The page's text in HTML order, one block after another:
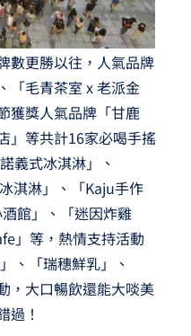
數更勝以往，人氣品牌
「毛青茶室 x 老派金
獲獎人氣品牌「甘鹿
」等共計16家必喝手搖
義式冰淇淋」、
淇淋」、「Kaju手作
館」、「迷因炸雞
」等，熱情支持活動
、「瑞穗鮮乳」、
，大口暢飲還能大啖美
過！